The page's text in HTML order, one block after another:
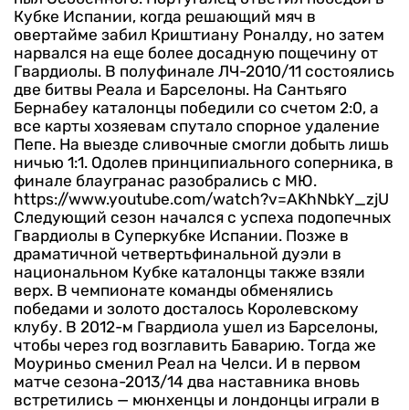
Кубке Испании, когда решающий мяч в
овертайме забил Криштиану Роналду, но затем
нарвался на еще более досадную пощечину от
Гвардиолы. В полуфинале ЛЧ-2010/11 состоялись
две битвы Реала и Барселоны. На Сантьяго
Бернабеу каталонцы победили со счетом 2:0, а
все карты хозяевам спутало спорное удаление
Пепе. На выезде сливочные смогли добыть лишь
ничью 1:1. Одолев принципиального соперника, в
финале блаугранас разобрались с МЮ.
https://www.youtube.com/watch?v=AKhNbkY_zjU
Следующий сезон начался с успеха подопечных
Гвардиолы в Суперкубке Испании. Позже в
драматичной четвертьфинальной дуэли в
национальном Кубке каталонцы также взяли
верх. В чемпионате команды обменялись
победами и золото досталось Королевскому
клубу. В 2012-м Гвардиола ушел из Барселоны,
чтобы через год возглавить Баварию. Тогда же
Моуриньо сменил Реал на Челси. И в первом
матче сезона-2013/14 два наставника вновь
встретились — мюнхенцы и лондонцы играли в